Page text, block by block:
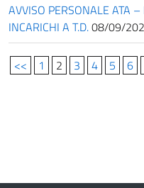
AVVISO PERSONALE ATA –
INCARICHI A T.D.08/09/
<< 1 2 3 4 5 6